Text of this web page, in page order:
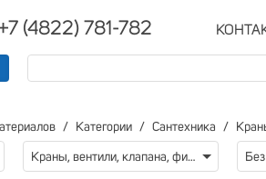
(4822) 781-782
Категории Сантехника
Краны, вентили, клапана, фильтры